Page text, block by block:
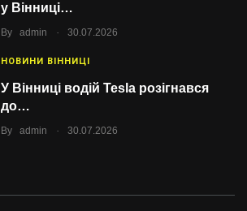
у Вінниці…
By admin . 30.07.2026
НОВИНИ ВІННИЦІ
У Вінниці водій Tesla розігнався
до…
By admin . 30.07.2026